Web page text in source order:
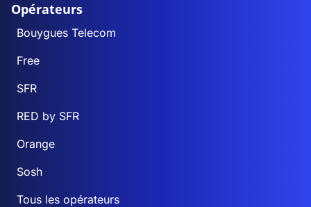
Opérateurs
Bouygues Telecom
Free
SFR
RED by SFR
Orange
Sosh
Tous les opérateurs